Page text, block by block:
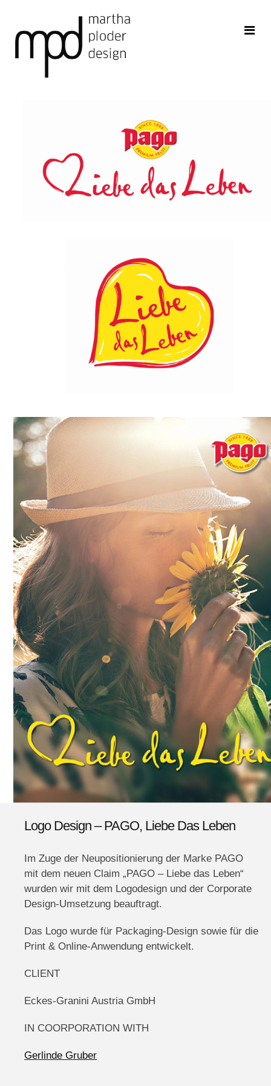
Logo Design – PAGO, Liebe Das Leben
Im Zuge der Neupositionierung der Marke PAGO
mit dem neuen Claim „PAGO – Liebe das Leben“
wurden wir mit dem Logodesign und der Corporate
Design-Umsetzung beauftragt.
Das Logo wurde für Packaging-Design sowie für die
Print & Online-Anwendung entwickelt.
CLIENT
Eckes-Granini Austria GmbH
IN COORPORATION WITH
Gerlinde Gruber